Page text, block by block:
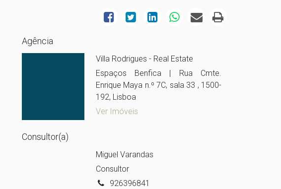
Agência
Villa Rodrigues - Real Estate
Espaços Benfica | Rua Cmte.
Enrique Maya n.º 7C, sala 33 , 1500-
192, Lisboa
Ver Imóveis
Consultor(a)
Miguel Varandas
Consultor
926396841